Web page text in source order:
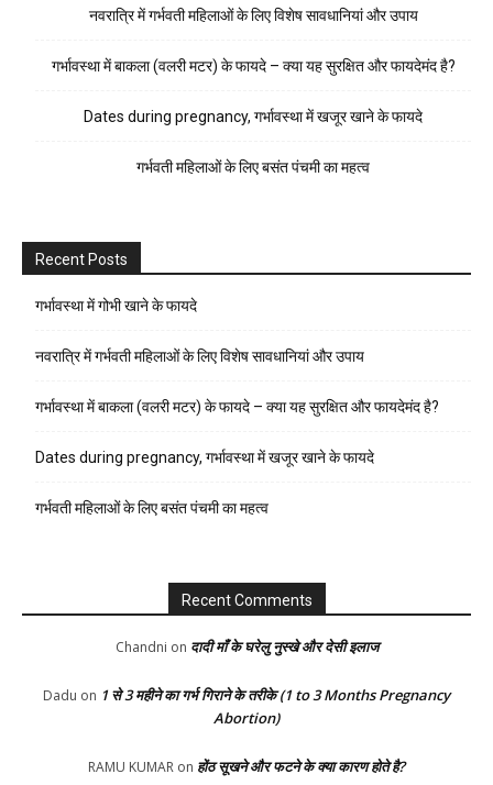
नवरात्रि में गर्भवती महिलाओं के लिए विशेष सावधानियां और उपाय
गर्भावस्था में बाकला (वलरी मटर) के फायदे – क्या यह सुरक्षित और फायदेमंद है?
Dates during pregnancy, गर्भावस्था में खजूर खाने के फायदे
गर्भवती महिलाओं के लिए बसंत पंचमी का महत्व
Recent Posts
गर्भावस्था में गोभी खाने के फायदे
नवरात्रि में गर्भवती महिलाओं के लिए विशेष सावधानियां और उपाय
गर्भावस्था में बाकला (वलरी मटर) के फायदे – क्या यह सुरक्षित और फायदेमंद है?
Dates during pregnancy, गर्भावस्था में खजूर खाने के फायदे
गर्भवती महिलाओं के लिए बसंत पंचमी का महत्व
Recent Comments
Chandni on दादी माँ के घरेलु नुस्खे और देसी इलाज
Dadu on 1 से 3 महीने का गर्भ गिराने के तरीके (1 to 3 Months Pregnancy
Abortion)
RAMU KUMAR on होंठ सूखने और फटने के क्या कारण होते है?